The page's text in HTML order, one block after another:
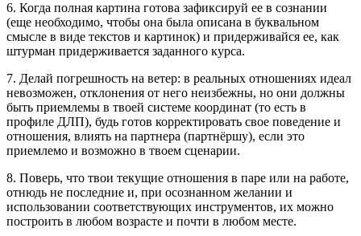
6. Когда полная картина готова зафиксируй ее в сознании
(еще необходимо, чтобы она была описана в буквальном
смысле в виде текстов и картинок) и придерживайся ее, как
штурман придерживается заданного курса.
7. Делай погрешность на ветер: в реальных отношениях идеал
невозможен, отклонения от него неизбежны, но они должны
быть приемлемы в твоей системе координат (то есть в
профиле ДЛП), будь готов корректировать свое поведение и
отношения, влиять на партнера (партнёршу), если это
приемлемо и возможно в твоем сценарии.
8. Поверь, что твои текущие отношения в паре или на работе,
отнюдь не последние и, при осознанном желании и
использовании соответствующих инструментов, их можно
построить в любом возрасте и почти в любом месте.